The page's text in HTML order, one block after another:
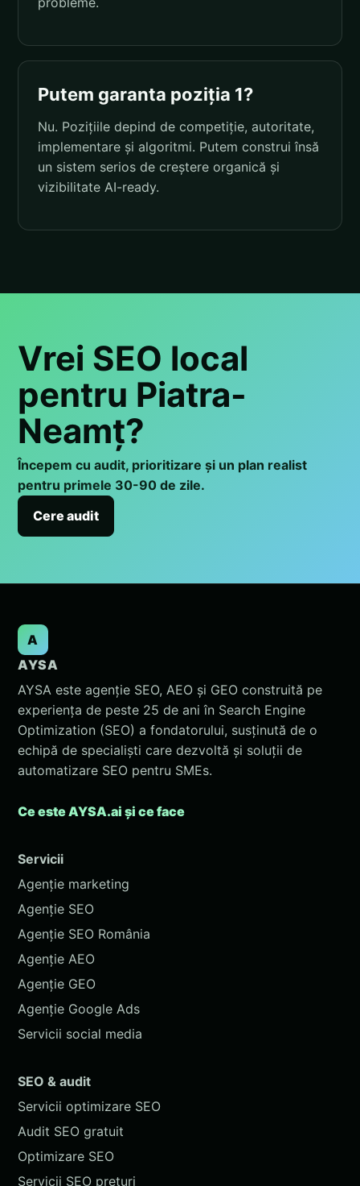
Putem garanta poziția 1?
Nu. Pozițiile depind de competiție, autoritate,
implementare și algoritmi. Putem construi însă
un sistem serios de creștere organică și
vizibilitate AI-ready.
Vrei SEO local
pentru Piatra-
Neamț?
Începem cu audit, prioritizare și un plan realist
pentru primele 30-90 de zile.
Cere audit
A
AYSA
AYSA este agenție SEO, AEO și GEO construită pe
experiența de peste 25 de ani în Search Engine
Optimization (SEO) a fondatorului, susținută de o
echipă de specialiști care dezvoltă și soluții de
automatizare SEO pentru SMEs.
Ce este AYSA.ai și ce face
Servicii
Agenție marketing
Agenție SEO
Agenție SEO România
Agenție AEO
Agenție GEO
Agenție Google Ads
Servicii social media
SEO & audit
Servicii optimizare SEO
Audit SEO gratuit
Optimizare SEO
Servicii SEO prețuri